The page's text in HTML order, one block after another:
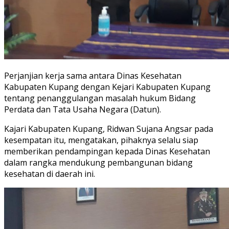
Perjanjian kerja sama antara Dinas Kesehatan
Kabupaten Kupang dengan Kejari Kabupaten Kupang
tentang penanggulangan masalah hukum Bidang
Perdata dan Tata Usaha Negara (Datun).
Kajari Kabupaten Kupang, Ridwan Sujana Angsar pada
kesempatan itu, mengatakan, pihaknya selalu siap
memberikan pendampingan kepada Dinas Kesehatan
dalam rangka mendukung pembangunan bidang
kesehatan di daerah ini.